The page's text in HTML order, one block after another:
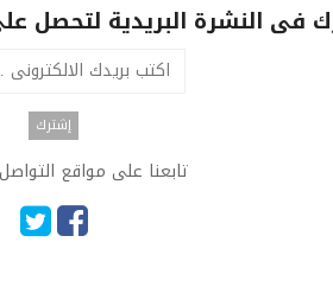
فى النشرة البريدية لتحصل
تابعنا على مواقع